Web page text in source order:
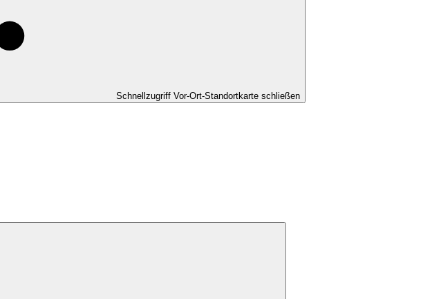
Schnellzugriff Vor-Ort-Standortkarte schließen